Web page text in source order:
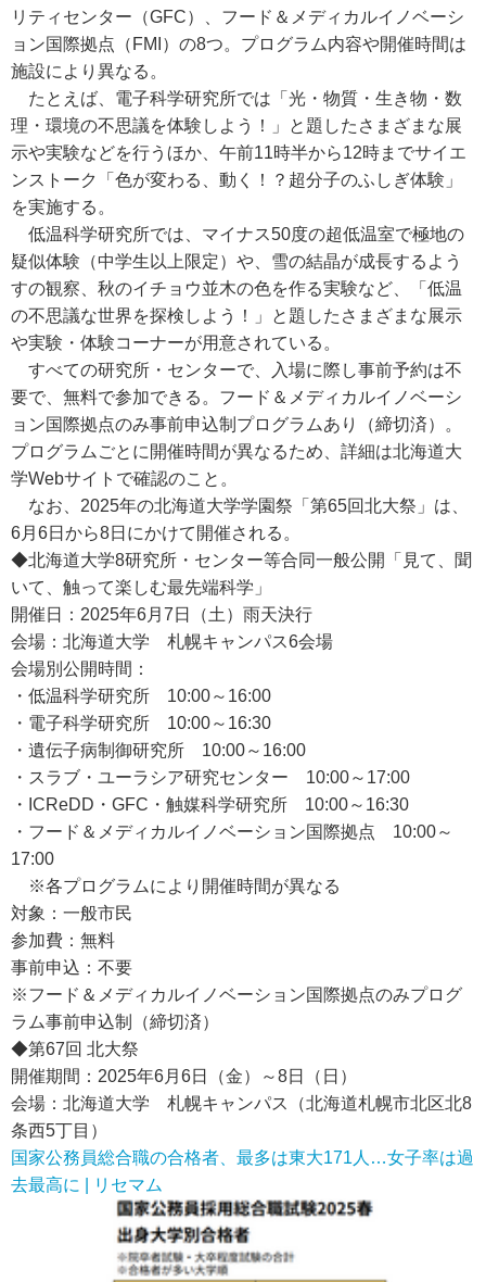
リティセンター（GFC）、フード＆メディカルイノベーシ
ョン国際拠点（FMI）の8つ。プログラム内容や開催時間は
施設により異なる。
たとえば、電子科学研究所では「光・物質・生き物・数
理・環境の不思議を体験しよう！」と題したさまざまな展
示や実験などを行うほか、午前11時半から12時までサイエ
ンストーク「色が変わる、動く！？超分子のふしぎ体験」
を実施する。
低温科学研究所では、マイナス50度の超低温室で極地の
疑似体験（中学生以上限定）や、雪の結晶が成長するよう
すの観察、秋のイチョウ並木の色を作る実験など、「低温
の不思議な世界を探検しよう！」と題したさまざまな展示
や実験・体験コーナーが用意されている。
すべての研究所・センターで、入場に際し事前予約は不
要で、無料で参加できる。フード＆メディカルイノベーシ
ョン国際拠点のみ事前申込制プログラムあり（締切済）。
プログラムごとに開催時間が異なるため、詳細は北海道大
学Webサイトで確認のこと。
なお、2025年の北海道大学学園祭「第65回北大祭」は、
6月6日から8日にかけて開催される。
◆北海道大学8研究所・センター等合同一般公開「見て、聞
いて、触って楽しむ最先端科学」
開催日：2025年6月7日（土）雨天決行
会場：北海道大学 札幌キャンパス6会場
会場別公開時間：
・低温科学研究所 10:00～16:00
・電子科学研究所 10:00～16:30
・遺伝子病制御研究所 10:00～16:00
・スラブ・ユーラシア研究センター 10:00～17:00
・ICReDD・GFC・触媒科学研究所 10:00～16:30
・フード＆メディカルイノベーション国際拠点 10:00～
17:00
※各プログラムにより開催時間が異なる
対象：一般市民
参加費：無料
事前申込：不要
※フード＆メディカルイノベーション国際拠点のみプログ
ラム事前申込制（締切済）
◆第67回 北大祭
開催期間：2025年6月6日（金）～8日（日）
会場：北海道大学 札幌キャンパス（北海道札幌市北区北8
条西5丁目）
国家公務員総合職の合格者、最多は東大171人…女子率は過
去最高に | リセマム